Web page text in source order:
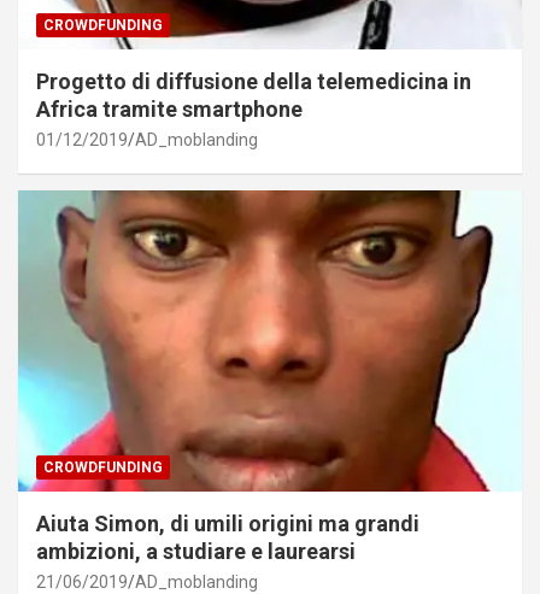
CROWDFUNDING
Progetto di diffusione della telemedicina in
Africa tramite smartphone
01/12/2019 AD_moblanding
CROWDFUNDING
Aiuta Simon, di umili origini ma grandi
ambizioni, a studiare e laurearsi
21/06/2019 AD_moblanding